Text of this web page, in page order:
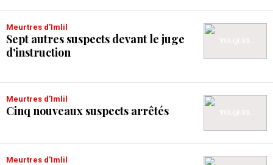
Meurtres d'Imlil
Sept autres suspects devant le juge
d'instruction
Meurtres d'Imlil
Cinq nouveaux suspects arrêtés
Meurtres d'Imlil